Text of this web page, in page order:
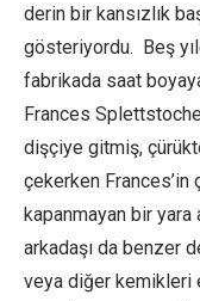
derin bir kansızlık
gösteriyordu. Beş
fabrikada saat
Frances
dişçiye gitmiş,
çekerken Frances’in
kapanmayan bir yara
arkadaşı da benzer
veya diğer kemikleri